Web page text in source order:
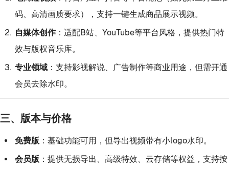
码、高清画质要求），支持一键生成商品展示视频。
自媒体创作：适配B站、YouTube等平台风格，提供热门特
效与版权音乐库。
专业领域：支持影视解说、广告制作等商业用途，但需开通
会员去除水印。
三、版本与价格
免费版 ：基础功能可用，但导出视频带有小logo水印。
会员版 ：提供无损导出、高级特效、云存储等权益，支持按